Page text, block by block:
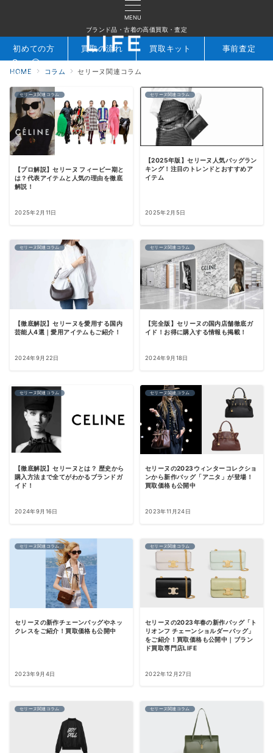
MENU
ブランド品・古着の高価買取・査定
検索 お問合せ
初めての方 買取の流れ 買取キット 事前査定
HOME コラム セリーヌ関連コラム
セリーヌ関連コラム
【プロ解説】セリーヌ フィービー期と
は？代表アイテムと人気の理由を徹底
解説！
2025年2月11日
セリーヌ関連コラム
【2025年版】セリーヌ人気バッグラン
キング！注目のトレンドとおすすめア
イテム
2025年2月5日
セリーヌ関連コラム
【徹底解説】セリーヌを愛用する国内
芸能人4選｜愛用アイテムもご紹介！
2024年9月22日
セリーヌ関連コラム
【完全版】セリーヌの国内店舗徹底ガ
イド！お得に購入する情報も掲載！
2024年9月18日
セリーヌ関連コラム
【徹底解説】セリーヌとは？ 歴史から
購入方法まで全てがわかるブランドガ
イド！
2024年9月16日
セリーヌ関連コラム
セリーヌの2023ウィンターコレクショ
ンから新作バッグ「アニタ」が登場！
買取価格も公開中
2023年11月24日
セリーヌ関連コラム
セリーヌの新作チェーンバッグやネッ
クレスをご紹介！買取価格も公開中
2023年9月4日
セリーヌ関連コラム
セリーヌの2023年春の新作バッグ「ト
リオンフ チェーンショルダーバッグ」
をご紹介！買取価格も公開中｜ブラン
ド買取専門店LIFE
2022年12月27日
セリーヌ関連コラム セリーヌ関連コラム